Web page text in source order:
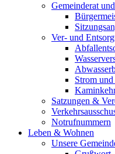
Gemeinderat
Ver- und
Strom und
Satzungen &
Notrufnummern
Leben & Wohnen
Unsere